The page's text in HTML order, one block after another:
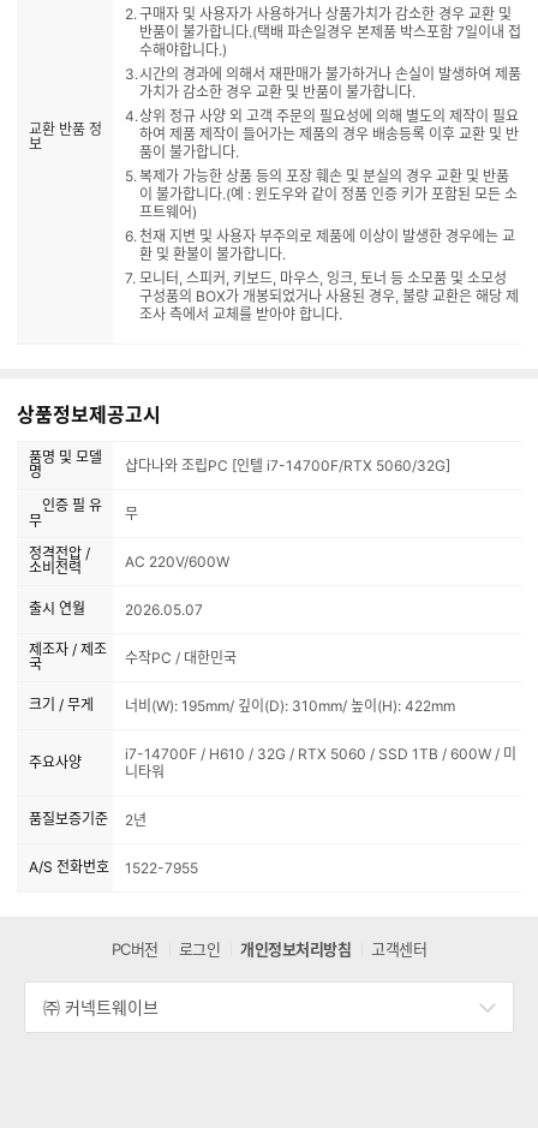
교환 반품 정
보
구매자 및 사용자가 사용하거나 상품가치가 감소한 경우 교환 및
반품이 불가합니다.(택배 파손일경우 본제품 박스포함 7일이내 접
수해야합니다.)
시간의 경과에 의해서 재판매가 불가하거나 손실이 발생하여 제품
가치가 감소한 경우 교환 및 반품이 불가합니다.
상위 정규 사양 외 고객 주문의 필요성에 의해 별도의 제작이 필요
하여 제품 제작이 들어가는 제품의 경우 배송등록 이후 교환 및 반
품이 불가합니다.
복제가 가능한 상품 등의 포장 훼손 및 분실의 경우 교환 및 반품
이 불가합니다.(예 : 윈도우와 같이 정품 인증 키가 포함된 모든 소
프트웨어)
천재 지변 및 사용자 부주의로 제품에 이상이 발생한 경우에는 교
환 및 환불이 불가합니다.
모니터, 스피커, 키보드, 마우스, 잉크, 토너 등 소모품 및 소모성
구성품의 BOX가 개봉되었거나 사용된 경우, 불량 교환은 해당 제
조사 측에서 교체를 받아야 합니다.
상품정보제공고시
품명 및 모델
명
샵다나와 조립PC [인텔 i7-14700F/RTX 5060/32G]
인증 필 유
무
무
정격전압 /
소비전력
AC 220V/600W
출시 연월 2026.05.07
제조자 / 제조
국
수작PC / 대한민국
크기 / 무게 너비(W): 195mm/ 깊이(D): 310mm/ 높이(H): 422mm
주요사양
i7-14700F / H610 / 32G / RTX 5060 / SSD 1TB / 600W / 미
니타워
품질보증기준 2년
A/S 전화번호 1522-7955
PC버전 로그인 개인정보처리방침 고객센터
㈜ 커넥트웨이브
세